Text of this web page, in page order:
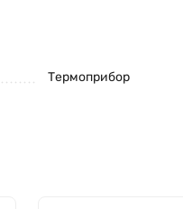
Термоприбор